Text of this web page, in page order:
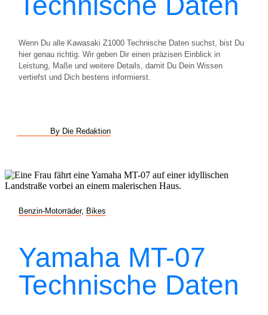
Wenn Du alle Kawasaki Z1000 Technische Daten suchst, bist Du
hier genau richtig. Wir geben Dir einen präzisen Einblick in
Leistung, Maße und weitere Details, damit Du Dein Wissen
vertiefst und Dich bestens informierst.
By Die Redaktion
Benzin-Motorräder, Bikes
Yamaha MT-07
Technische Daten